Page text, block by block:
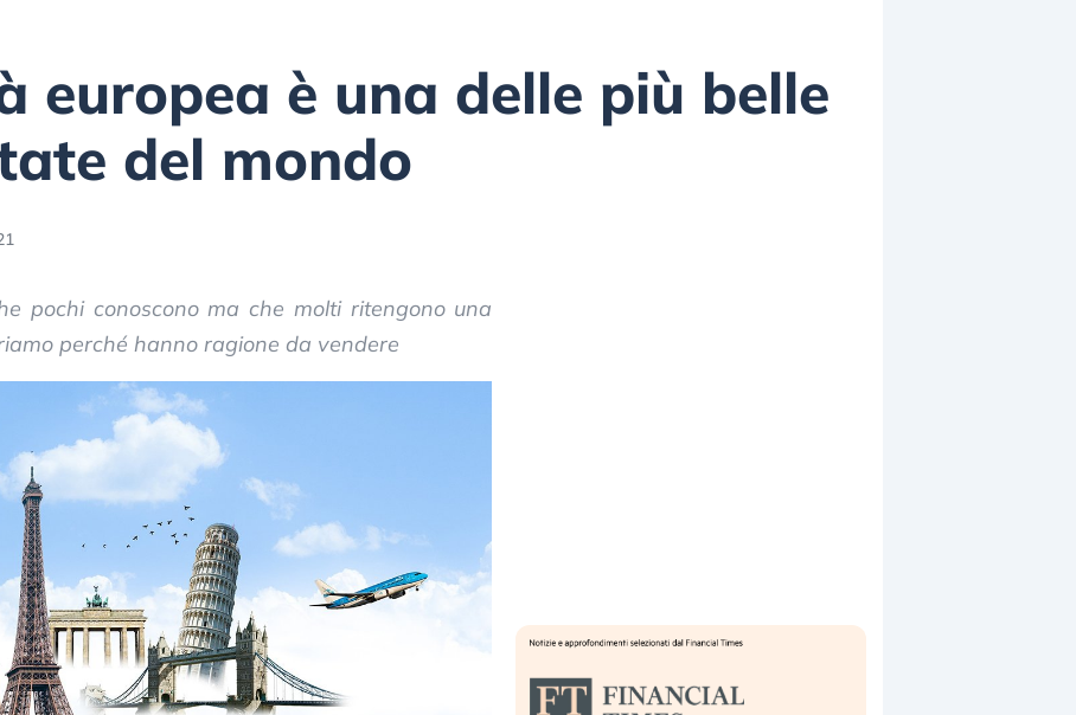
europea è una delle più belle
del mondo
pochi conoscono ma che molti ritengono una
perché hanno ragione da vendere